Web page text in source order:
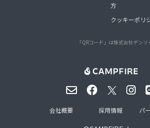
方
クッキーポリ
「QRコード」は株式会社デン
会社概要 採用情報 パ